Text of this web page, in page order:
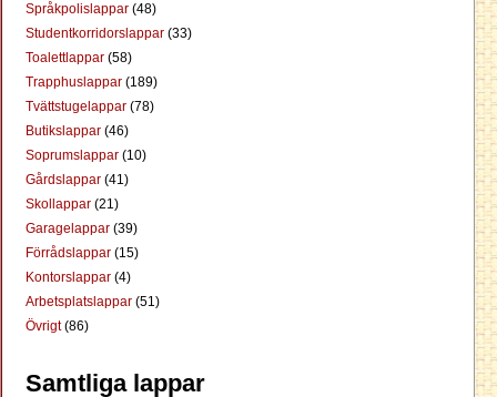
Språkpolislappar (48)
Studentkorridorslappar (33)
Toalettlappar (58)
Trapphuslappar (189)
Tvättstugelappar (78)
Butikslappar (46)
Soprumslappar (10)
Gårdslappar (41)
Skollappar (21)
Garagelappar (39)
Förrådslappar (15)
Kontorslappar (4)
Arbetsplatslappar (51)
Övrigt(86)
Samtliga lappar